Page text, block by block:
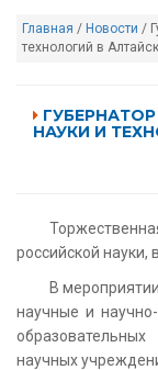
Главная / Новости /
технологий в
НАУКИ И
российской науки,
В
научные и
научных